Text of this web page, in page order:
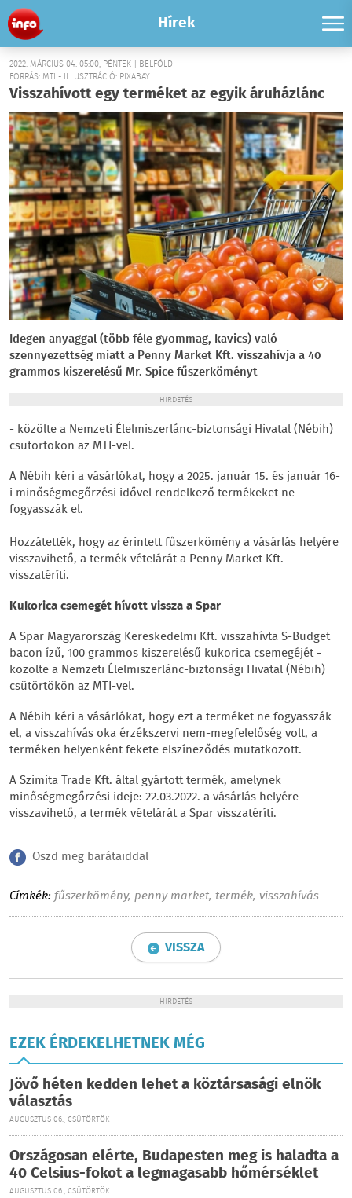
Hírek
2022. MÁRCIUS 04. 05:00, PÉNTEK | BELFÖLD
FORRÁS: MTI - ILLUSZTRÁCIÓ: PIXABAY
Visszahívott egy terméket az egyik áruházlánc
Idegen anyaggal (több féle gyommag, kavics) való
szennyezettség miatt a Penny Market Kft. visszahívja a 40
grammos kiszerelésű Mr. Spice fűszerköményt
HIRDETÉS
- közölte a Nemzeti Élelmiszerlánc-biztonsági Hivatal (Nébih)
csütörtökön az MTI-vel.
A Nébih kéri a vásárlókat, hogy a 2025. január 15. és január 16-
i minőségmegőrzési idővel rendelkező termékeket ne
fogyasszák el.
Hozzátették, hogy az érintett fűszerkömény a vásárlás helyére
visszavihető, a termék vételárát a Penny Market Kft.
visszatéríti.
Kukorica csemegét hívott vissza a Spar
A Spar Magyarország Kereskedelmi Kft. visszahívta S-Budget
bacon ízű, 100 grammos kiszerelésű kukorica csemegéjét -
közölte a Nemzeti Élelmiszerlánc-biztonsági Hivatal (Nébih)
csütörtökön az MTI-vel.
A Nébih kéri a vásárlókat, hogy ezt a terméket ne fogyasszák
el, a visszahívás oka érzékszervi nem-megfelelőség volt, a
terméken helyenként fekete elszíneződés mutatkozott.
A Szimita Trade Kft. által gyártott termék, amelynek
minőségmegőrzési ideje: 22.03.2022. a vásárlás helyére
visszavihető, a termék vételárát a Spar visszatéríti.
Oszd meg barátaiddal
Címkék: fűszerkömény, penny market, termék, visszahívás
VISSZA
HIRDETÉS
EZEK ÉRDEKELHETNEK MÉG
Jövő héten kedden lehet a köztársasági elnök
választás
AUGUSZTUS 06., CSÜTÖRTÖK
Országosan elérte, Budapesten meg is haladta a
40 Celsius-fokot a legmagasabb hőmérséklet
AUGUSZTUS 06., CSÜTÖRTÖK